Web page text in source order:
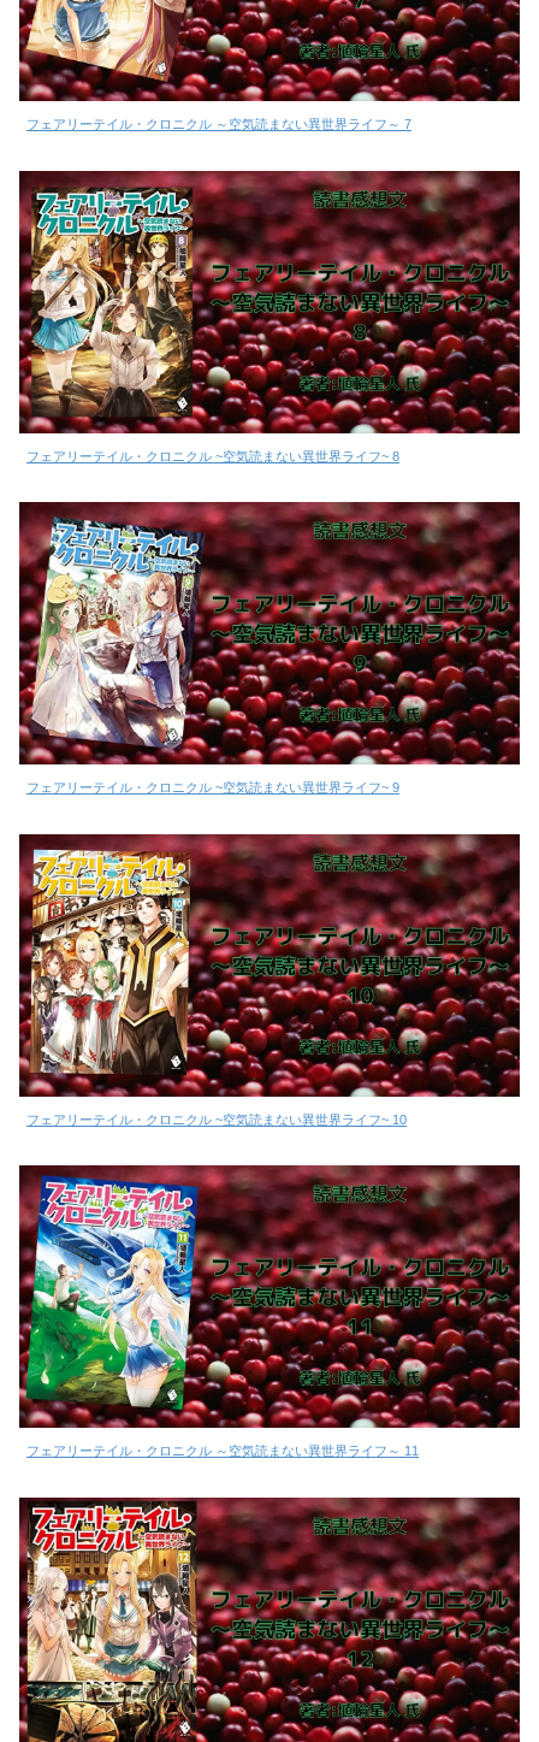
フェアリーテイル・クロニクル ～空気読まない異世界ライフ～ 7
フェアリーテイル・クロニクル ~空気読まない異世界ライフ~ 8
フェアリーテイル・クロニクル ~空気読まない異世界ライフ~ 9
フェアリーテイル・クロニクル ~空気読まない異世界ライフ~ 10
フェアリーテイル・クロニクル ～空気読まない異世界ライフ～ 11